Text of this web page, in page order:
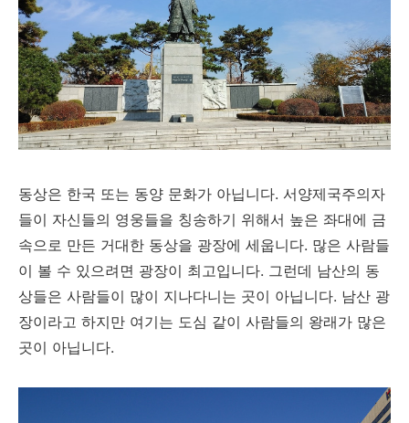
동상은 한국 또는 동양 문화가 아닙니다. 서양제국주의자
들이 자신들의 영웅들을 칭송하기 위해서 높은 좌대에 금
속으로 만든 거대한 동상을 광장에 세웁니다. 많은 사람들
이 볼 수 있으려면 광장이 최고입니다. 그런데 남산의 동
상들은 사람들이 많이 지나다니는 곳이 아닙니다. 남산 광
장이라고 하지만 여기는 도심 같이 사람들의 왕래가 많은
곳이 아닙니다.